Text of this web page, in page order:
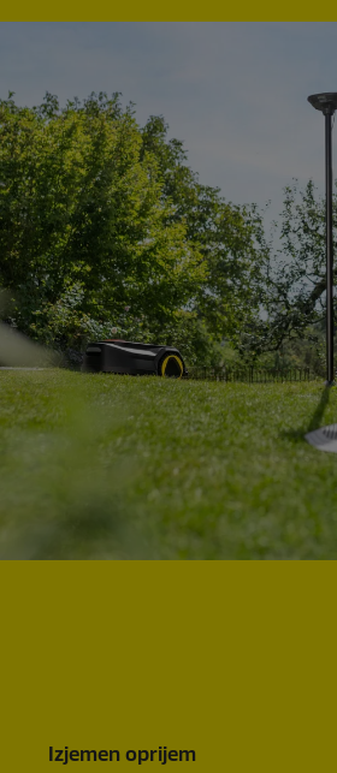
Izjemen oprijem